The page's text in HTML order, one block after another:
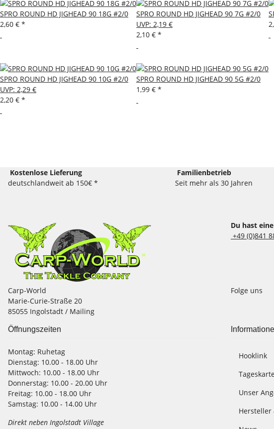
SPRO ROUND HD JIGHEAD 90 18G #2/0
2,60 € *
SPRO ROUND HD JIGHEAD 90 7G #2/0
UVP: 2,19 €
2,10 € *
SPRO ROUND HD JIGHEAD 90 10G #2/0
UVP: 2,29 €
2,20 € *
SPRO ROUND HD JIGHEAD 90 5G #2/0
1,99 € *
Kostenlose Lieferung
deutschlandweit ab 150€ *
Familienbetrieb
Seit mehr als 30 Jahren
Du hast
+49 (0)841
Carp-World
Marie-Curie-Straße 20
85055 Ingolstadt / Mailing
Folge uns
Öffnungszeiten
Montag: Ruhetag
Dienstag: 10.00 - 18.00 Uhr
Mittwoch: 10.00 - 18.00 Uhr
Donnerstag: 10.00 - 20.00 Uhr
Freitag: 10.00 - 18.00 Uhr
Samstag: 10.00 - 14.00 Uhr
Direkt neben Ingolstadt Village
Hooklink
Unser
Hersteller